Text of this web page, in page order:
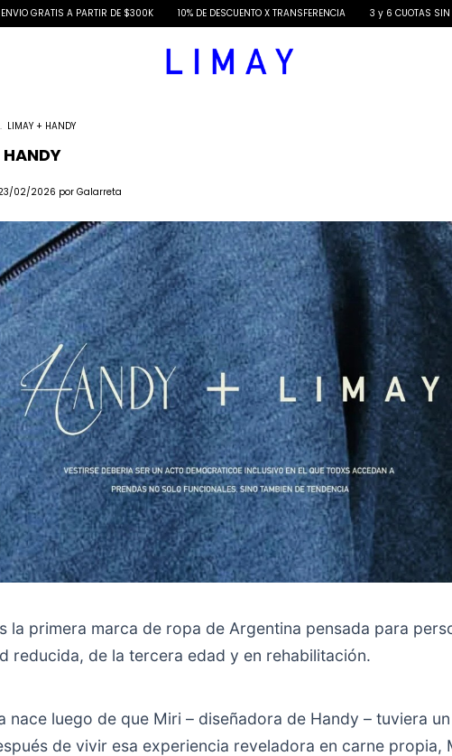
GRATIS A PARTIR DE $300K 10% DE DESCUENTO X TRANSFERENCIA 3 y 6 CUOTAS SIN
. LIMAY + HANDY
02/2026 por Galarreta
la primera marca de ropa de Argentina pensada para
reducida, de la tercera edad y en rehabilitación.
nace luego de que Miri – diseñadora de Handy – tuviera un
de vivir esa experiencia reveladora en carne propia,